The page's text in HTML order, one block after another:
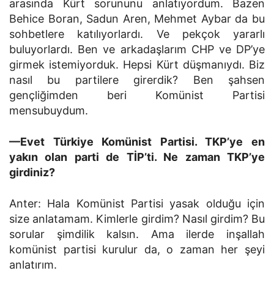
arasında Kürt sorununu anlatıyordum. Bazen
Behice Boran, Sadun Aren, Mehmet Aybar da bu
sohbetlere katılıyorlardı. Ve pekçok yararlı
buluyorlar­dı. Ben ve arkadaşlarım CHP ve DP’ye
girmek istemiyorduk. Hepsi Kürt düşmanıydı. Biz
nasıl bu partilere girerdik? Ben şahsen
gençliğimden beri Komünist Partisi
mensubuydum.
—Evet Türkiye Komünist Partisi. TKP’ye en
yakın olan parti de TİP’ti. Ne zaman TKP’ye
girdiniz?
Anter: Hala Komünist Partisi yasak olduğu için
size anlat­amam. Kimlerle girdim? Nasıl girdim? Bu
sorular şimdilik kalsın. Ama ilerde inşallah
komünist partisi kurulur da, o za­man her şeyi
anlatırım.